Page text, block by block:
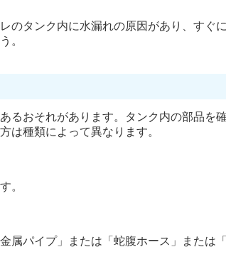
のタンク内に水漏れの原因があり、すぐ
。
るおそれがあります。タンク内の部品を
は種類によって異なります。
。
属パイプ」または「蛇腹ホース」または